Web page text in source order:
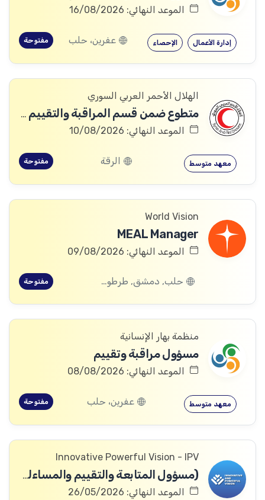
الموعد النهائي: 16/08/2026
الإحصاء إدارة الأعمال عفرين، حلب مفتوحة
الهلال الأحمر العربي السوري
متطوع ضمن قسم المراقبة والتقييم والتعلم (MEAL)
الموعد النهائي: 10/08/2026
معهد متوسط الرقة مفتوحة
World Vision
MEAL Manager
الموعد النهائي: 09/08/2026
حلب, دمشق, طرطوس, ريف دمشق, ديرالزور, درعا, السويداء, إدلب, القنيطرة, اللاذقية, الرقة, حمص, الحسكة, حماة مفتوحة
منظمة بهار الإنسانية
مسؤول مراقبة وتقييم
الموعد النهائي: 08/08/2026
معهد متوسط عفرين، حلب مفتوحة
Innovative Powerful Vision - IPV
(مسؤول المتابعة والتقييم والمساءلة والتعلم
الموعد النهائي: 26/05/2026